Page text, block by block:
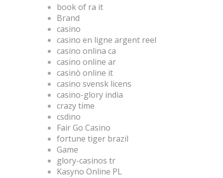
book of ra it
Brand
casino
casino en ligne argent reel
casino onlina ca
casino online ar
casinò online it
casino svensk licens
casino-glory india
crazy time
csdino
Fair Go Casino
fortune tiger brazil
Game
glory-casinos tr
Kasyno Online PL